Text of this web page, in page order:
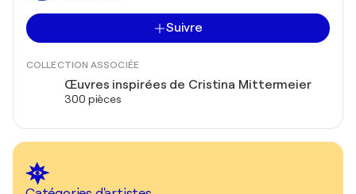
Suivre
COLLECTION ASSOCIÉE
Œuvres inspirées de Cristina Mittermeier
300 pièces